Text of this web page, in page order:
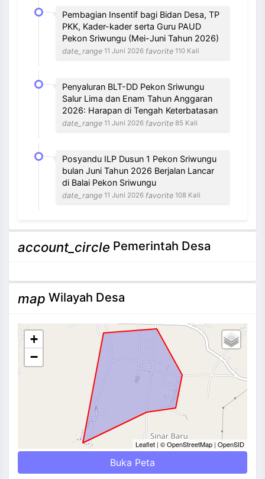
Pembagian Insentif bagi Bidan Desa, TP
PKK, Kader-kader serta Guru PAUD
Pekon Sriwungu (Mei-Juni Tahun 2026)
date_range 11 Juni 2026 favorite 110 Kali
Penyaluran BLT-DD Pekon Sriwungu
Salur Lima dan Enam Tahun Anggaran
2026: Harapan di Tengah Keterbatasan
date_range 11 Juni 2026 favorite 85 Kali
Posyandu ILP Dusun 1 Pekon Sriwungu
bulan Juni Tahun 2026 Berjalan Lancar
di Balai Pekon Sriwungu
date_range 11 Juni 2026 favorite 108 Kali
account_circle Pemerintah Desa
NEVI VILANTI, S.Kom
Bendahara Pekon
map Wilayah Desa
+
−
Leaflet| © OpenStreetMap| OpenSID
Buka Peta